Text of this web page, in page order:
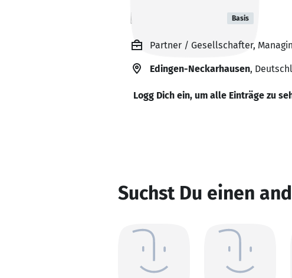
Peter Hirsch Basis
Partner / Gesellschafter,
Edingen-Neckarhausen,
Logg Dich ein, um alle Einträge zu
Suchst Du einen